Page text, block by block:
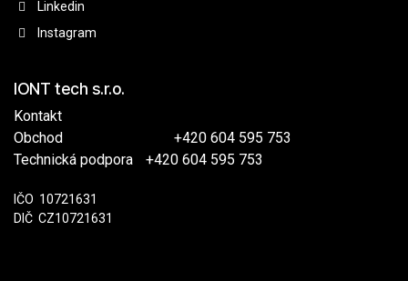
Linkedin
Instagram
IONT tech s.r.o.
Kontakt
Obchod
+420 604 595 753
Technická podpora
​+420 604 595 753
IČO ​​10721631
DIČ ​CZ10721631